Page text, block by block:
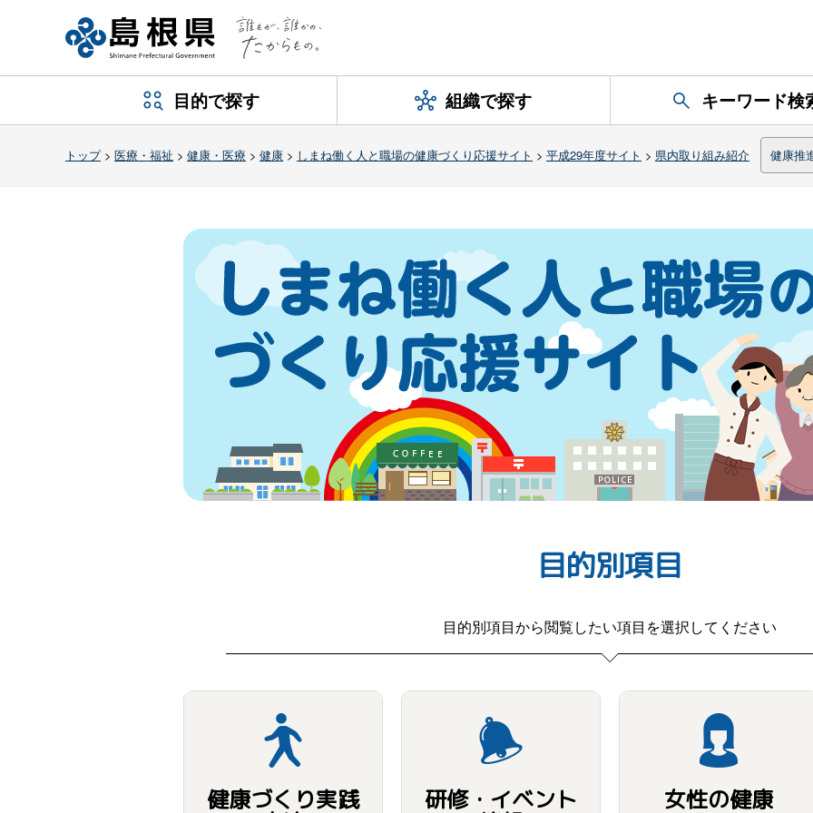
目的で探す 組織で探す キーワード検
トップ> 医療・福祉 > 健康・医療 > 健康 > しまね働く人と職場の健康づくり応援サイト > 平成29年度サイト > 県内取り組み紹介 健康推
目的別項目
目的別項目から閲覧したい項目を選択してください
健康づくり実践 研修・イベント 女性の健康